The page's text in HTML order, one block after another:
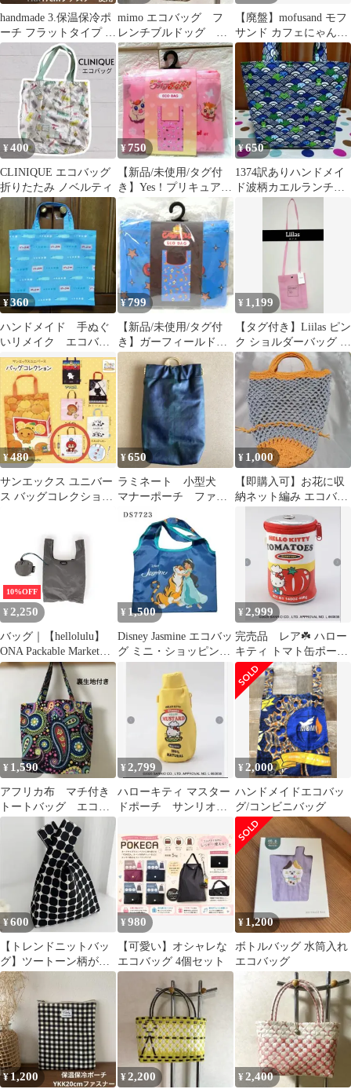
handmade 3.保温保冷ポ
ーチ フラットタイプ M
サイズ
mimo エコバッグ フ
レンチブルドッグ 宝
石柄
【廃盤】mofusand モフ
サンド カフェにゃん
（ドリンク柄）コンビ
ニバッグ
¥400
CLINIQUE エコバッグ
折りたたみ ノベルティ
¥750
【新品/未使用/タグ付
き】Yes！プリキュア
5GoGo！ エコバッグ
¥650
1374訳ありハンドメイ
ド波柄カエルランチバ
ッグトートバッグお散
¥360
ハンドメイド 手ぬぐ
いリメイク エコバッ
グ サブバッグ ラム
ネ柄
¥799
【新品/未使用/タグ付
き】ガーフィールド
GARFIELD エコバッグ
¥ 1,199
【タグ付き】Liilas ピン
ク ショルダーバッグ 塩
ビ カシメ スケルトン
¥480
サンエックス ユニバー
ス バッグコレクション
¥650
ラミネート 小型犬
マナーポーチ ファミ
リアチェック 緑
¥ 1,000
【即購入可】お花に収
納ネット編み エコバッ
ンドメイド
10%OFF
¥ 2,250
バッグ｜【hellolulu】
ONA Packable Market
Bag エコバッグ
¥ 1,500
Disney Jasmine エコバッ
グ ミニ・ショッピング
¥2,999
完売品 レア☘️ ハロー
キティ トマト缶ポー
チ サンリオ キティ
¥ 1,590
アフリカ布 マチ付き
トートバッグ エコバ
ッグ 裏生地付き [ハ
ンドメイド】
¥2,799
ハローキティ マスター
ドポーチ サンリオ
トア☘️
¥ 2,000
ハンドメイドエコバッ
グ/コンビニバッグ
¥600
【トレンドニットバッ
グ】ツートーン柄が可
愛い かぎ針編みミニ
バッグ ドット柄
¥980
【可愛い】オシャレな
エコバッグ 4個セット
¥ 1,200
ボトルバッグ 水筒入れ
エコバッグ
¥1,200 ¥2,200 ¥2,400